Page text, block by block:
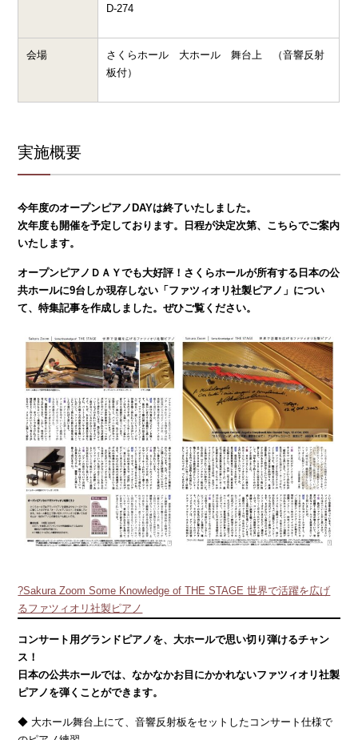
D-274
会場
さくらホール 大ホール 舞台上 （音響反射
板付）
実施概要
今年度のオープンピアノDAYは終了いたしました。
次年度も開催を予定しております。日程が決定次第、こちらでご案内
いたします。
オープンピアノＤＡＹでも大好評！さくらホールが所有する日本の公
共ホールに9台しか現存しない「ファツィオリ社製ピアノ」につい
て、特集記事を作成しました。ぜひご覧ください。
?Sakura Zoom Some Knowledge of THE STAGE 世界で活躍を広げ
るファツィオリ社製ピアノ
コンサート用グランドピアノを、大ホールで思い切り弾けるチャン
ス！
日本の公共ホールでは、なかなかお目にかかれないファツィオリ社製
ピアノを弾くことができます。
◆ 大ホール舞台上にて、音響反射板をセットしたコンサート仕様で